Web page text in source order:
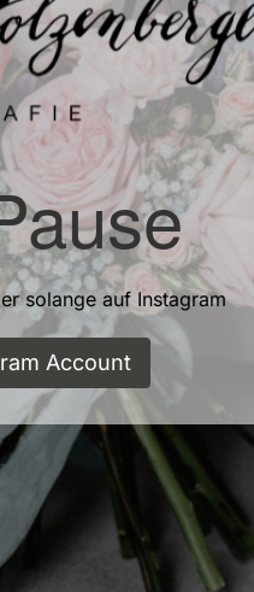
solange auf Instagram
Account